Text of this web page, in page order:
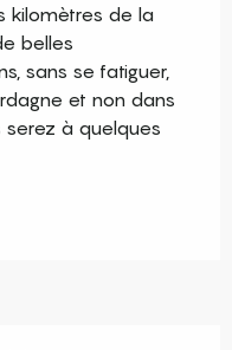
kilomètres de la
belles
sans se fatiguer,
et non dans
serez à quelques